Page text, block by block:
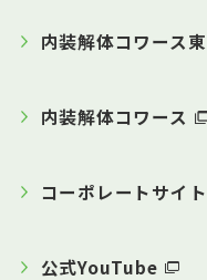
内装解体コワース
内装解体コワース
コーポレートサイト
公式YouTube